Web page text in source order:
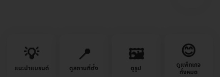
💡
แนะนำแบรนด์
📍
ดูสถานที่ตั้ง
🖼️
ดูรูป
😊
ดูแพ็กเกจ
ทั้งหมด